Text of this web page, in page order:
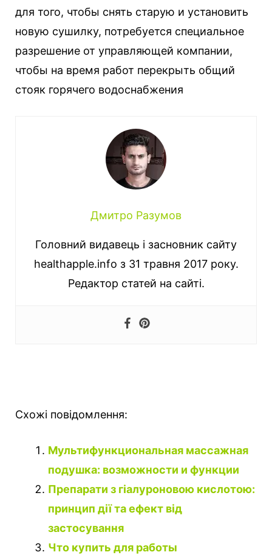
для того, чтобы снять старую и установить
новую сушилку, потребуется специальное
разрешение от управляющей компании,
чтобы на время работ перекрыть общий
стояк горячего водоснабжения
Дмитро Разумов
Головний видавець і засновник сайту
healthapple.info з 31 травня 2017 року.
Редактор статей на сайті.
Схожі повідомлення:
Мультифункциональная массажная
подушка: возможности и функции
Препарати з гіалуроновою кислотою:
принцип дії та ефект від
застосування
Что купить для работы